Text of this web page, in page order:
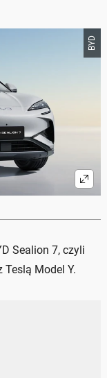
BYD
Sealion 7, czyli
Model Y.